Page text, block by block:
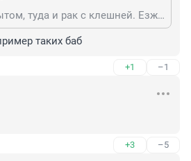
Куда конь с копытом, туда и рак с клешней. Езжай к папуаскам. Пусть твое нытье слушают
таких баб
+1 –1
+3 –5